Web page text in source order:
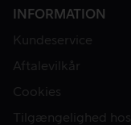
INFORMATION
Kundeservice
Aftalevilkår
Cookies
Tilgængelighed hos